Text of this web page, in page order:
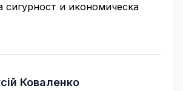
сигурност и икономическа
Коваленко